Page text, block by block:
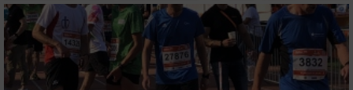
Verwendung reduzierter Daten zur Auswahl
von Werbeanzeigen
Erstellung von Profilen für personalisierte